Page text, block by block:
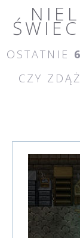
OSTATNIE
CZY